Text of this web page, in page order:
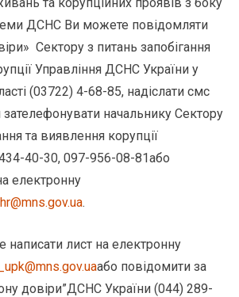
ДСНС Ви можете повідомляти
Сектору з питань запобігання
Управління ДСНС України у
(03722) 4-68-85, надіслати смс
начальнику Сектору
та виявлення корупції
40-30, 097-956-08-81або
електронну
.
лист на електронну
або повідомити за
довіри”ДСНС України (044) 289-